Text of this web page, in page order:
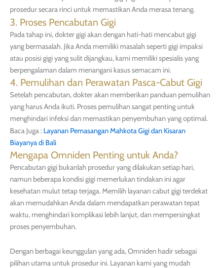
prosedur secara rinci untuk memastikan Anda merasa tenang.
3. Proses Pencabutan Gigi
Pada tahap ini, dokter gigi akan dengan hati-hati mencabut gigi
yang bermasalah. Jika Anda memiliki masalah seperti gigi impaksi
atau posisi gigi yang sulit dijangkau, kami memiliki spesialis yang
berpengalaman dalam menangani kasus semacam ini.
4. Pemulihan dan Perawatan Pasca-Cabut Gigi
Setelah pencabutan, dokter akan memberikan panduan pemulihan
yang harus Anda ikuti. Proses pemulihan sangat penting untuk
menghindari infeksi dan memastikan penyembuhan yang optimal.
Baca Juga : Layanan Pemasangan Mahkota Gigi dan Kisaran
Biayanya di Bali
Mengapa Omniden Penting untuk Anda?
Pencabutan gigi bukanlah prosedur yang dilakukan setiap hari,
namun beberapa kondisi gigi memerlukan tindakan ini agar
kesehatan mulut tetap terjaga. Memilih layanan cabut gigi terdekat
akan memudahkan Anda dalam mendapatkan perawatan tepat
waktu, menghindari komplikasi lebih lanjut, dan mempersingkat
proses penyembuhan.
Dengan berbagai keunggulan yang ada, Omniden hadir sebagai
pilihan utama untuk prosedur ini. Layanan kami yang mudah